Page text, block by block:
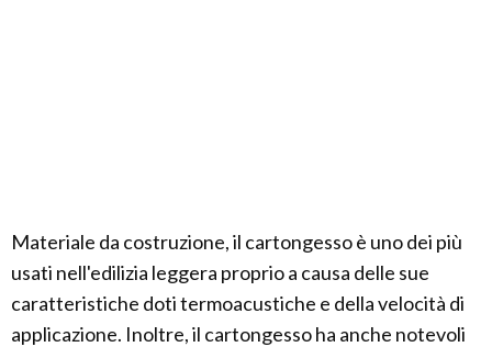
Materiale da costruzione, il cartongesso è uno dei più
usati nell'edilizia leggera proprio a causa delle sue
caratteristiche doti termoacustiche e della velocità di
applicazione. Inoltre, il cartongesso ha anche notevoli